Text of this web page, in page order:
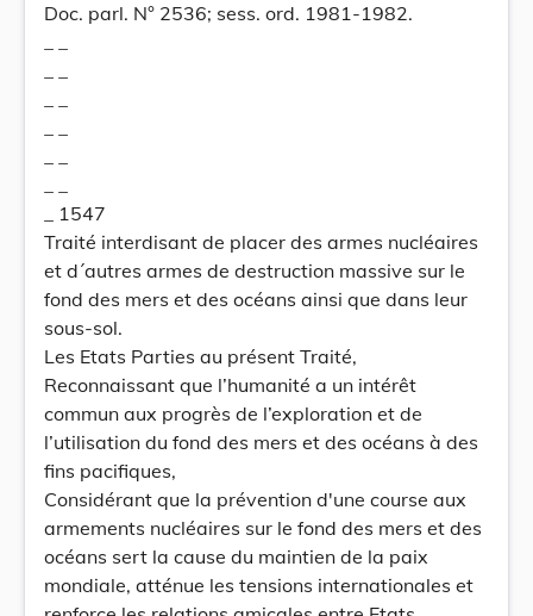
Doc. parl. N° 2536; sess. ord. 1981-1982.
_ 1547
Traité interdisant de placer des armes nucléaires
et d´autres armes de destruction massive sur le
fond des mers et des océans ainsi que dans leur
sous-sol.
Les Etats Parties au présent Traité,
Reconnaissant que l’humanité a un intérêt
commun aux progrès de l’exploration et de
l’utilisation du fond des mers et des océans à des
fins pacifiques,
Considérant que la prévention d'une course aux
armements nucléaires sur le fond des mers et des
océans sert la cause du maintien de la paix
mondiale, atténue les tensions internationales et